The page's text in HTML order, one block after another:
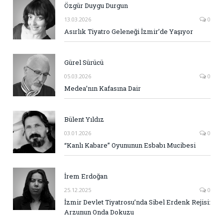
Özgür Duygu Durgun
13.03.2026 0
Asırlık Tiyatro Geleneği İzmir’de Yaşıyor
Gürel Sürücü
05.03.2026 0
Medea’nın Kafasına Dair
Bülent Yıldız
03.01.2026 0
“Kanlı Kabare” Oyununun Esbabı Mucibesi
İrem Erdoğan
25.12.2025 0
İzmir Devlet Tiyatrosu’nda Sibel Erdenk Rejisi:
Arzunun Onda Dokuzu